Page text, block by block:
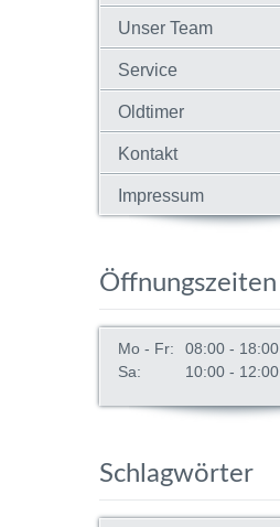
Unser Team
Service
Oldtimer
Kontakt
Impressum
Öffnungszeiten
Mo - Fr:
08:00 - 18:00
Sa:
10:00 - 12:00
Schlagwörter